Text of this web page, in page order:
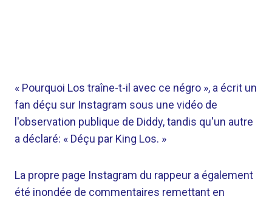
« Pourquoi Los traîne-t-il avec ce négro », a écrit un
fan déçu sur Instagram sous une vidéo de
l'observation publique de Diddy, tandis qu'un autre
a déclaré: « Déçu par King Los. »
La propre page Instagram du rappeur a également
été inondée de commentaires remettant en